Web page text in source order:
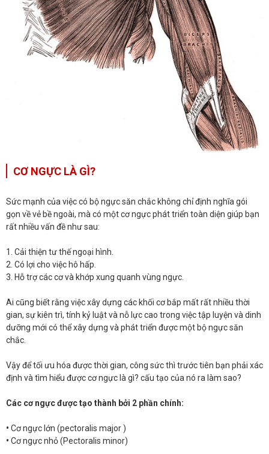
CƠ NGỰC LÀ GÌ?
Sức mạnh của việc có bộ ngực săn chắc không chỉ định nghĩa gói
gọn về vẻ bề ngoài, mà có một cơ ngực phát triển toàn diện giúp bạn
rất nhiều vấn đề như sau:
1. Cải thiện tư thế ngoại hình.
2. Có lợi cho việc hô hấp.
3. Hỗ trợ các cơ và khớp xung quanh vùng ngực.
Ai cũng biết rằng việc xây dựng các khối cơ bắp mất rất nhiều thời
gian, sự kiên trì, tính kỷ luật và nỗ lực cao trong việc tập luyện và dinh
dưỡng mới có thể xây dựng và phát triển được một bộ ngực săn
chắc.
Vậy để tối ưu hóa được thời gian, công sức thì trước tiên bạn phải xác
định và tìm hiểu được cơ ngực là gì? cấu tạo của nó ra làm sao?
Các cơ ngực được tạo thành bởi 2 phần chính:
• Cơ ngực lớn (pectoralis major )
• Cơ ngực nhỏ (Pectoralis minor)